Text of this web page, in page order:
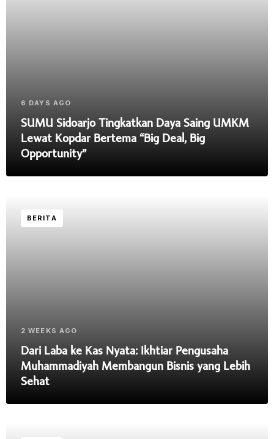
6 DAYS AGO
SUMU Sidoarjo Tingkatkan Daya Saing UMKM
Lewat Kopdar Bertema “Big Deal, Big
Opportunity”
BERITA
2 WEEKS AGO
Dari Laba ke Kas Nyata: Ikhtiar Pengusaha
Muhammadiyah Membangun Bisnis yang Lebih
Sehat